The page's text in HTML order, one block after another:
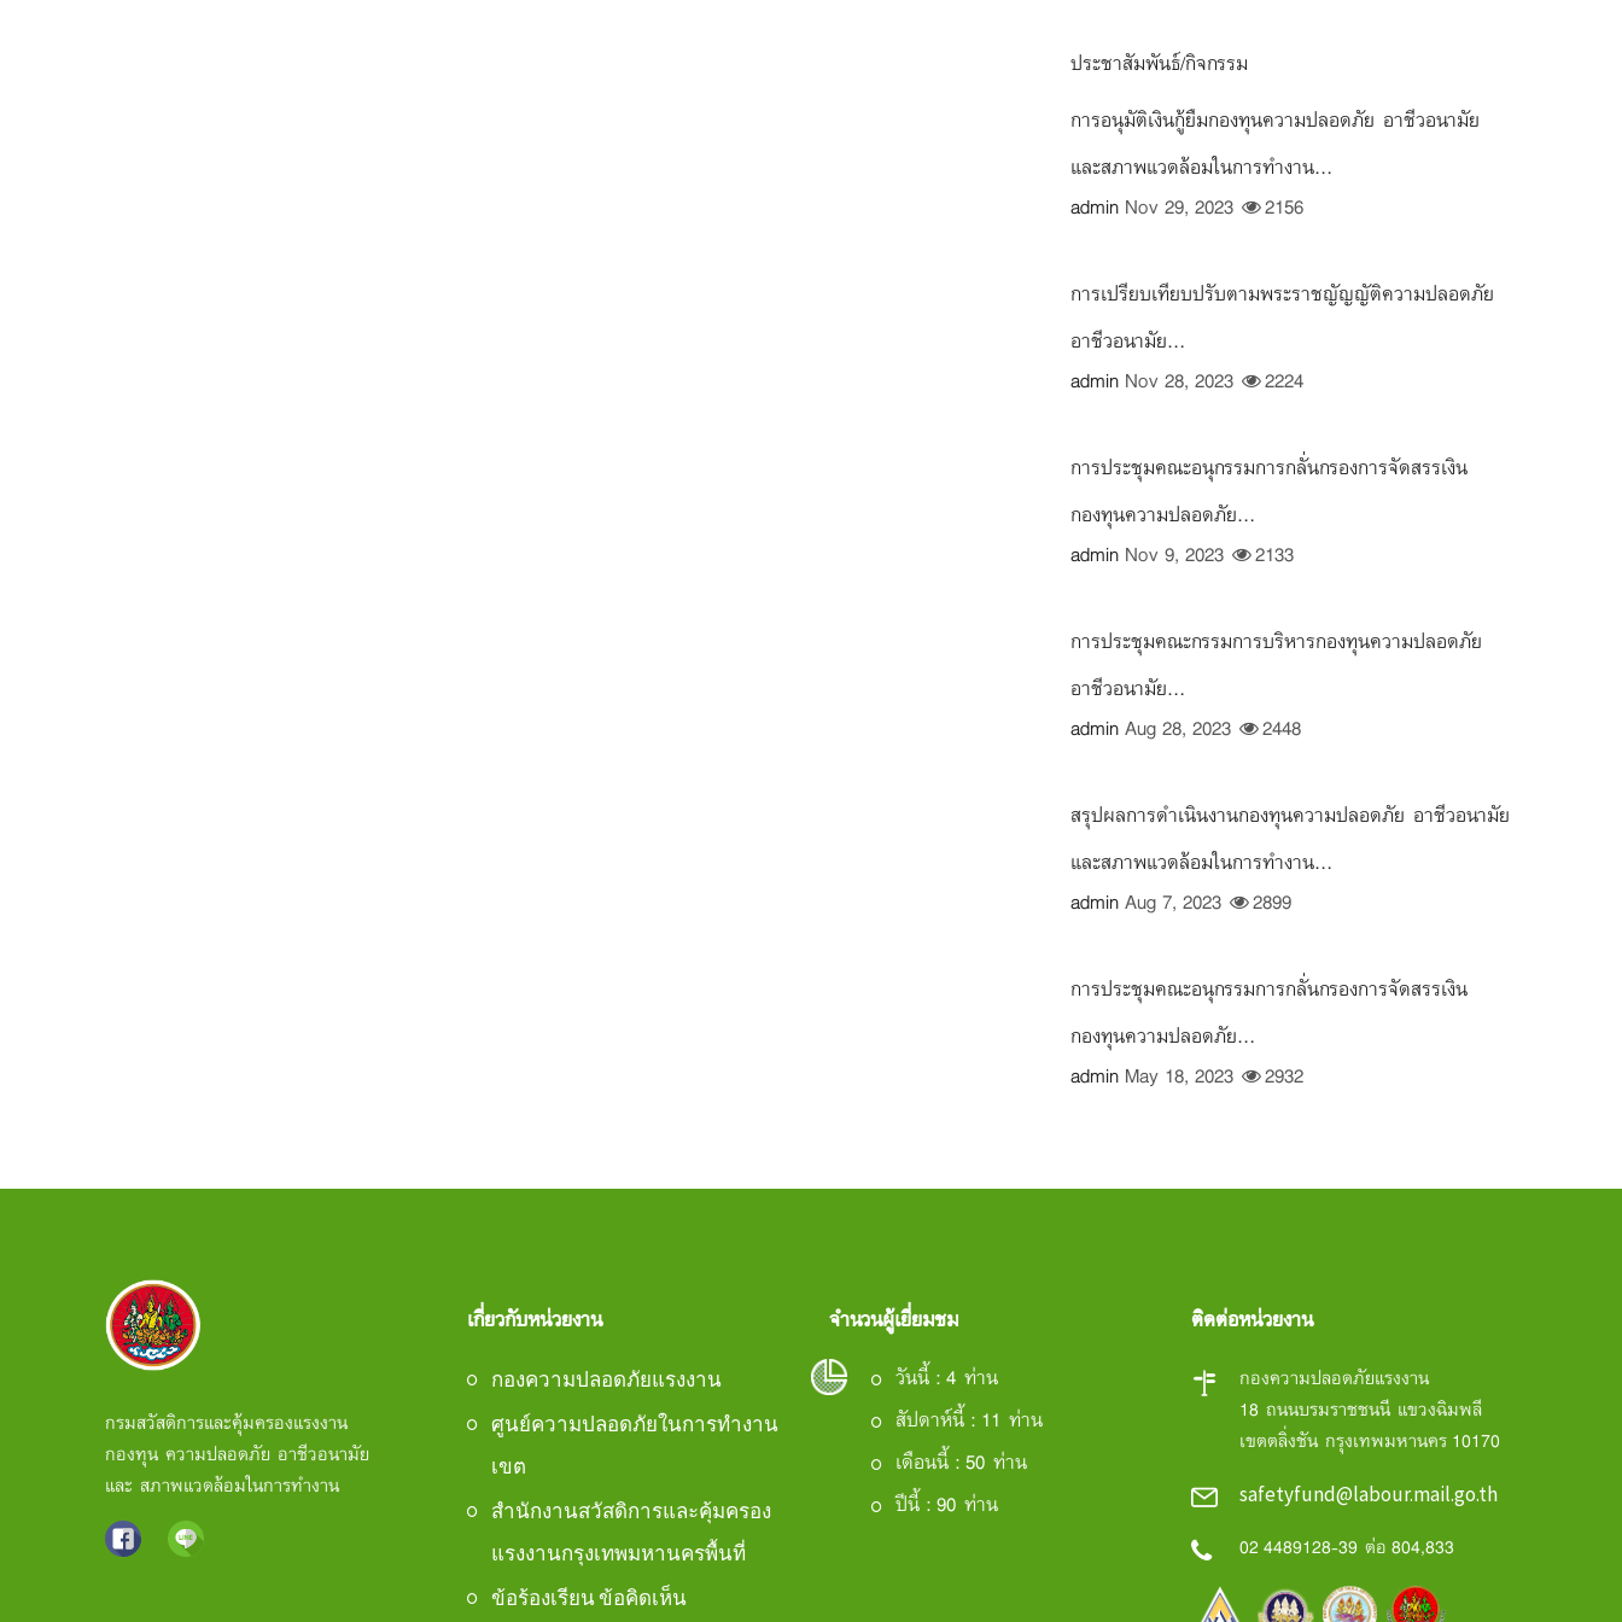
ประชาสัมพันธ์/กิจกรรม
การอนุมัติเงินกู้ยืมกองทุนความปลอดภัย อาชีวอนามัย
และสภาพแวดล้อมในการทำงาน...
admin Nov 29, 2023 2156
การเปรียบเทียบปรับตามพระราชญัญญัติความปลอดภัย
อาชีวอนามัย...
admin Nov 28, 2023 2224
การประชุมคณะอนุกรรมการกลั่นกรองการจัดสรรเงิน
กองทุนความปลอดภัย...
admin Nov 9, 2023 2133
การประชุมคณะกรรมการบริหารกองทุนความปลอดภัย
อาชีวอนามัย...
adminAug 28, 2023 2448
สรุปผลการดำเนินงานกองทุนความปลอดภัย อาชีวอนามัย
และสภาพแวดล้อมในการทำงาน...
adminAug 7, 2023 2899
การประชุมคณะอนุกรรมการกลั่นกรองการจัดสรรเงิน
กองทุนความปลอดภัย...
admin May 18, 2023 2932
กรมสวัสดิการและคุ้มครองแรงงาน
กองทุน ความปลอดภัย อาชีวอนามัย
และ สภาพแวดล้อมในการทำงาน
เกี่ยวกับหน่วยงาน
กองความปลอดภัยแรงงาน
ศูนย์ความปลอดภัยในการทำงาน
เขต
สำนักงานสวัสดิการและคุ้มครอง
แรงงานกรุงเทพมหานครพื้นที่
ข้อร้องเรียน ข้อคิดเห็น
จำนวนผู้เยี่ยมชม
วันนี้ : 4 ท่าน
สัปดาห์นี้ : 11 ท่าน
เดือนนี้ : 50 ท่าน
ปีนี้ : 90 ท่าน
ติดต่อหน่วยงาน
กองความปลอดภัยแรงงาน
18 ถนนบรมราชชนนี แขวงฉิมพลี
เขตตลิ่งชัน กรุงเทพมหานคร 10170
safetyfund@labour.mail.go.th
02 4489128-39 ต่อ 804,833